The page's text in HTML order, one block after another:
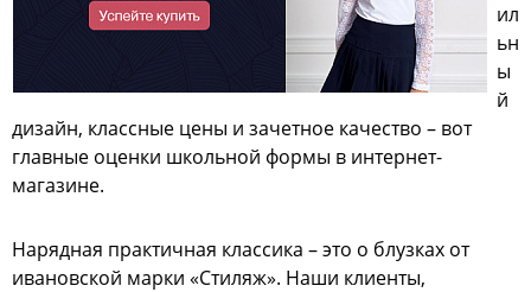
ил
ьн
ы
й
дизайн, классные цены и зачетное качество – вот
главные оценки школьной формы в интернет-
магазине.
Нарядная практичная классика – это о блузках от
ивановской марки «Стиляж». Наши клиенты,